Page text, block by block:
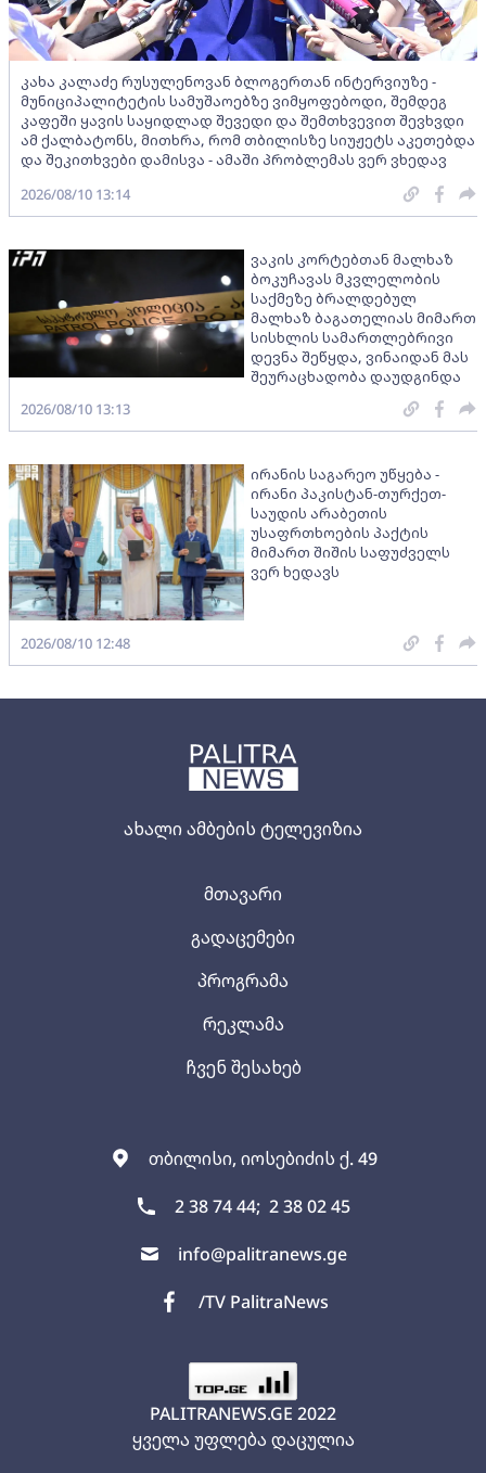
ახალი ამბების ტელევიზია
თბილისი, იოსებიძის ქ. 49
2 38 74 44; 2 38 02 45
info@palitranews.ge
/TV PalitraNews
მთავარი
გადაცემები
პროგრამა
რეკლამა
ჩვენ შესახებ
PALITRANEWS.GE 2022
ყველა უფლება დაცულია
კახა კალაძე რუსულენოვან ბლოგერთან ინტერვიუზე -
მუნიციპალიტეტის სამუშაოებზე ვიმყოფებოდი, შემდეგ
კაფეში ყავის საყიდლად შევედი და შემთხვევით შევხვდი
ამ ქალბატონს, მითხრა, რომ თბილისზე სიუჟეტს აკეთებდა
და შეკითხვები დამისვა - ამაში პრობლემას ვერ ვხედავ
2026/08/10 13:14
ვაკის კორტებთან მალხაზ
ბოკუჩავას მკვლელობის
საქმეზე ბრალდებულ
მალხაზ ბაგათელიას მიმართ
სისხლის სამართლებრივი
დევნა შეწყდა, ვინაიდან მას
შეურაცხადობა დაუდგინდა
2026/08/10 13:13
ირანის საგარეო უწყება -
ირანი პაკისტან-თურქეთ-
საუდის არაბეთის
უსაფრთხოების პაქტის
მიმართ შიშის საფუძველს
ვერ ხედავს
2026/08/10 12:48